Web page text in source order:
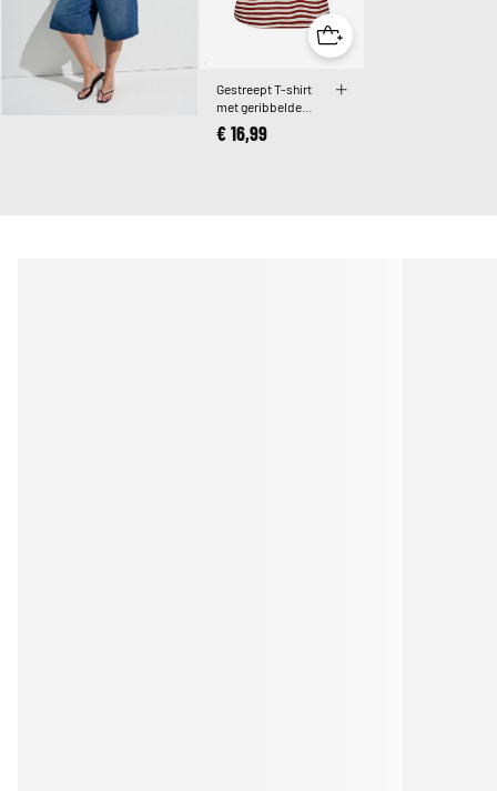
Gestreept T-shirt
met geribbelde
textuur
€ 16,99